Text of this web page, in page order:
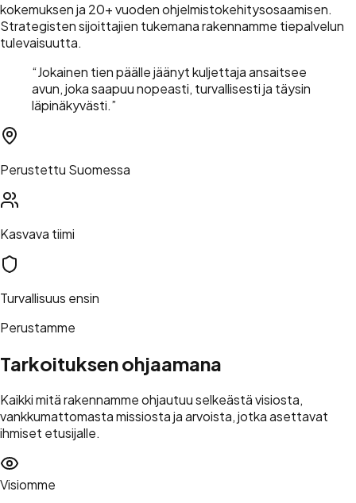
kokemuksen ja 20+ vuoden ohjelmistokehitysosaamisen.
Strategisten sijoittajien tukemana rakennamme tiepalvelun
tulevaisuutta.
“Jokainen tien päälle jäänyt kuljettaja ansaitsee
avun, joka saapuu nopeasti, turvallisesti ja täysin
läpinäkyvästi.”
Perustettu Suomessa
Kasvava tiimi
Turvallisuus ensin
Perustamme
Tarkoituksenohjaamana
Kaikki mitä rakennamme ohjautuu selkeästä visiosta,
vankkumattomasta missiosta ja arvoista, jotka asettavat
ihmiset etusijalle.
Visiomme